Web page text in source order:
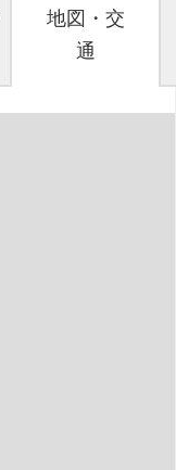
地図・交
通